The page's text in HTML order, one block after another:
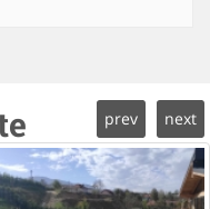
prev next